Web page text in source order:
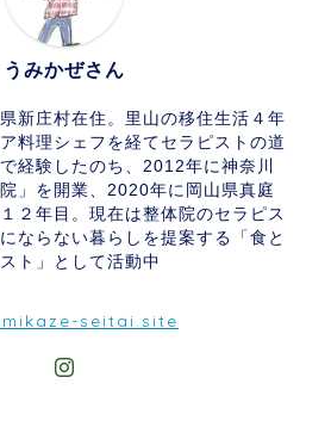
うみかぜさん
新庄村在住。里山の移住生活４年
料理シェフを経てセラピストの道
経験したのち、2012年に神奈川
」を開業、2020年に岡山県真庭
２年目。現在は整体院のセラピス
ならない暮らしを提案する「食と
ト」として活動中
seitai.site